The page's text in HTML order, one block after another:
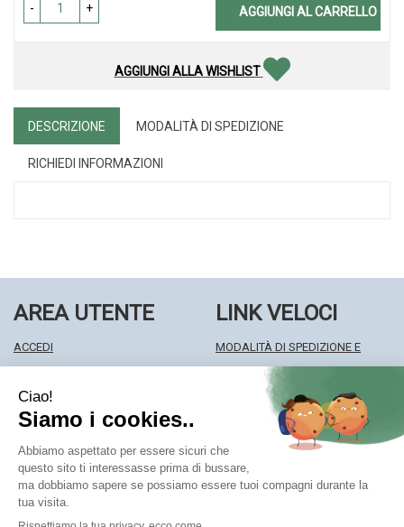
- + AGGIUNGI AL CARRELLO
AGGIUNGI ALLA WISHLIST
DESCRIZIONE MODALITÀ DI SPEDIZIONE
RICHIEDI INFORMAZIONI
AREA UTENTE
ACCEDI
WISHLIST
ISCRIZIONE ALLA NEWSLETTER
LINK VELOCI
MODALITÀ DI SPEDIZIONE E
MODALITÀ DI PAGAMENTO
INFORMATIVA PRIVACY
CONDIZIONI DI VENDITA
Farmacia Centrale Srl